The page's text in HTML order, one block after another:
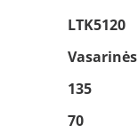
LTK5120
Vasarinės
135
70